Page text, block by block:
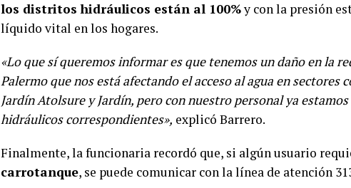
los distritos hidráulicos están al 100%y con la presión
líquido vital en los hogares.
«Lo que sí queremos informar es que tenemos un daño en la
Palermo que nos está afectando el acceso al agua en sectores
Jardín Atolsure y Jardín, pero con nuestro personal ya
hidráulicos correspondientes», explicó Barrero.
Finalmente, la funcionaria recordó que, si algún usuario
carrotanque, se puede comunicar con la línea de atención